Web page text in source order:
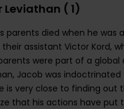
( 1)
parents died when he was
their assistant Victor Kord,
were part of a global
Jacob was
is very close to finding out
that his actions have put